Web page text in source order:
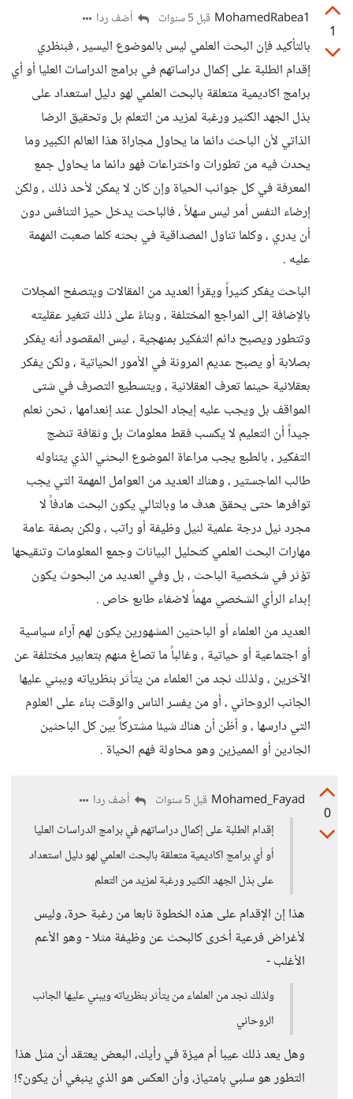
1
MohamedRabea1 قبل 5 سنوات أضف ردا
بالتأكيد فإن البحث العلمي ليس بالموضوع اليسير ، فبنظري
إقدام الطلبة على إكمال دراساتهم في برامج الدراسات العليا أو أي
برامج اكاديمية متعلقة بالبحث العلمي لهو دليل استعداد على
بذل الجهد الكثير ورغبة لمزيد من التعلم بل وتحقيق الرضا
الذاتي لأن الباحث دائما ما يحاول مجاراة هذا العالم الكبير وما
يحدث فيه من تطورات واختراعات فهو دائما ما يحاول جمع
المعرفة في كل جوانب الحياة وإن كان لا يمكن لأحد ذلك ، ولكن
إرضاء النفس أمر ليس سهلاً ، فالباحث يدخل حيز التنافس دون
أن يدري ، وكلما تناول المصداقية في بحثه كلما صعبت المهمة
عليه .
الباحث يفكر كثيراً ويقرأ العديد من المقالات ويتصفح المجلات
بالإضافة إلى المراجع المختلفة ، وبناءً على ذلك تتغير عقليته
وتتطور ويصبح دائم التفكير بمنهجية ، ليس المقصود أنه يفكر
بصلابة أو يصبح عديم المرونة في الأمور الحياتية ، ولكن يفكر
بعقلانية حينما تعرف العقلانية ، ويتسطيع التصرف في شتى
المواقف بل ويجب عليه إيجاد الحلول عند إنعدامها ، نحن نعلم
جيداً أن التعليم لا يكسب فقط معلومات بل وثقافة تنضج
التفكير ، بالطبع يجب مراعاة الموضوع البحثي الذي يتناوله
طالب الماجستير ، وهناك العديد من العوامل المهمة التي يجب
توافرها حتى يحقق هدف ما وبالتالي يكون البحث هادفاً لا
مجرد نيل درجة علمية لنيل وظيفة أو راتب ، ولكن بصفة عامة
مهارات البحث العلمي كتحليل البيانات وجمع المعلومات وتنقيحها
تؤثر في شخصية الباحث ، بل وفي العديد من البحوث يكون
إبداء الرأي الشخصي مهماً لاضفاء طابع خاص .
العديد من العلماء أو الباحثين المشهورين يكون لهم آراء سياسية
أو اجتماعية أو حياتية ، وغالباً ما تصاغ منهم بتعابير مختلفة عن
الآخرين ، ولذلك نجد من العلماء من يتأثر بنظرياته ويبني عليها
الجانب الروحاني ، أو من يفسر الناس والوقت بناء على العلوم
التي دارسها ، و أظن أن هناك شيئا مشتركاً بين كل الباحثين
الجادين أو المميزين وهو محاولة فهم الحياة .
0
Mohamed_Fayad قبل 5 سنوات
أضف ردا
إقدام الطلبة على إكمال دراساتهم في برامج الدراسات العليا
أو أي برامج اكاديمية متعلقة بالبحث العلمي لهو دليل استعداد
على بذل الجهد الكثير ورغبة لمزيد من التعلم
هذا إن الإقدام على هذه الخطوة نابعا من رغبة حرة، وليس
لأغراض فرعية أخرى كالبحث عن وظيفة مثلا - وهو الأعم
الأغلب -
ولذلك نجد من العلماء من يتأثر بنظرياته ويبني عليها الجانب
الروحاني
وهل يعد ذلك عيبا أم ميزة في رأيك، البعض يعتقد أن مثل هذا
التطور هو سلبي بامتياز، وأن العكس هو الذي ينبغي أن يكون؟!